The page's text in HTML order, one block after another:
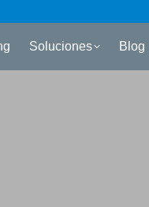
Soluciones Blog